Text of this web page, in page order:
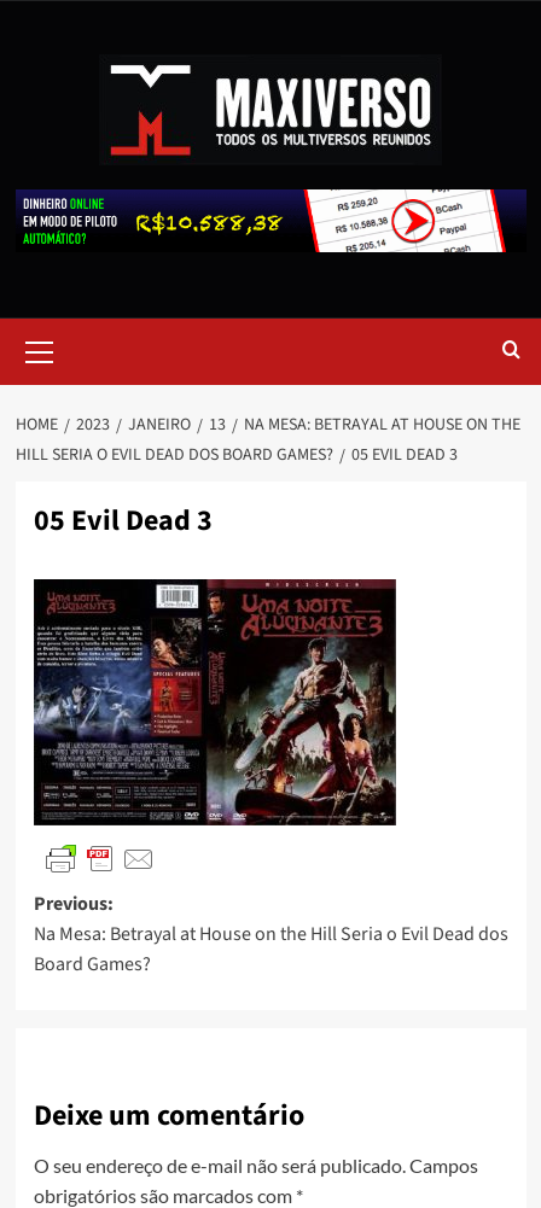
HOME 2023 JANEIRO 13
NA MESA: BETRAYAL AT HOUSE ON THE
HILL SERIA O EVIL DEAD DOS BOARD GAMES?
05 EVIL DEAD 3
05 Evil Dead 3
Previous:
Na Mesa: Betrayal at House on the Hill Seria o Evil Dead dos
Board Games?
Deixe um comentário
O seu endereço de e-mail não será publicado. Campos
obrigatórios são marcados com *